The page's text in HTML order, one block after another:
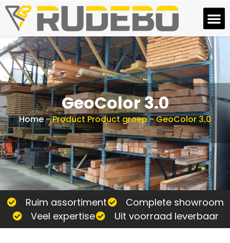
GeoColor 3.0
Home-Product Product groep-GeoColor 3.0
Ruim assortiment
Complete showroom
Veel expertise
Uit voorraad leverbaar